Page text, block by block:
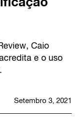
Caio
e o uso
Setembro 3, 2021